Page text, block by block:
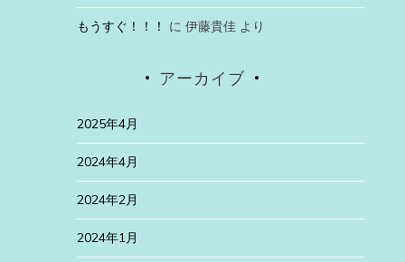
もうすぐ！！！ に 伊藤貴佳より
アーカイブ
2025年4月
2024年4月
2024年2月
2024年1月